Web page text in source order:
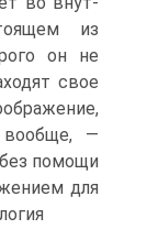
из
он не
свое
вообще, —
помощи
для